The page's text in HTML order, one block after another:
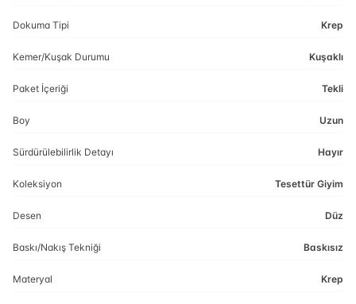
Dokuma Tipi Krep
Kemer/Kuşak Durumu Kuşaklı
Paket İçeriği Tekli
Boy Uzun
Sürdürülebilirlik Detayı Hayır
Koleksiyon Tesettür Giyim
Desen Düz
Baskı/Nakış Tekniği Baskısız
Materyal Krep